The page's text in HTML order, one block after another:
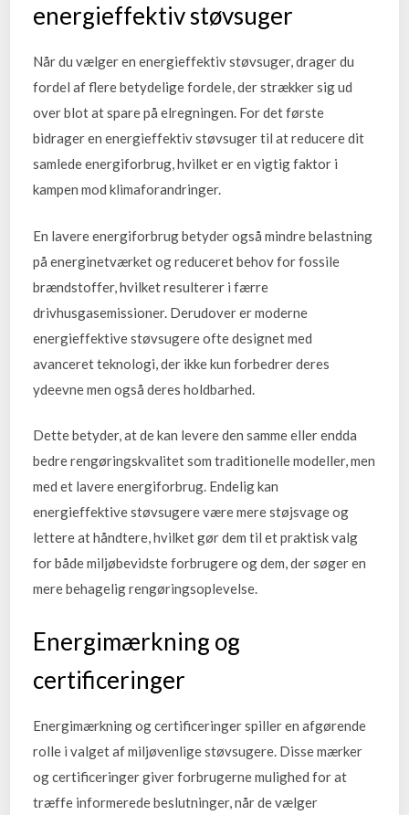
energieffektiv støvsuger
Når du vælger en energieffektiv støvsuger, drager du
fordel af flere betydelige fordele, der strækker sig ud
over blot at spare på elregningen. For det første
bidrager en energieffektiv støvsuger til at reducere dit
samlede energiforbrug, hvilket er en vigtig faktor i
kampen mod klimaforandringer.
En lavere energiforbrug betyder også mindre belastning
på energinetværket og reduceret behov for fossile
brændstoffer, hvilket resulterer i færre
drivhusgasemissioner. Derudover er moderne
energieffektive støvsugere ofte designet med
avanceret teknologi, der ikke kun forbedrer deres
ydeevne men også deres holdbarhed.
Dette betyder, at de kan levere den samme eller endda
bedre rengøringskvalitet som traditionelle modeller, men
med et lavere energiforbrug. Endelig kan
energieffektive støvsugere være mere støjsvage og
lettere at håndtere, hvilket gør dem til et praktisk valg
for både miljøbevidste forbrugere og dem, der søger en
mere behagelig rengøringsoplevelse.
Energimærkning og
certificeringer
Energimærkning og certificeringer spiller en afgørende
rolle i valget af miljøvenlige støvsugere. Disse mærker
og certificeringer giver forbrugerne mulighed for at
træffe informerede beslutninger, når de vælger